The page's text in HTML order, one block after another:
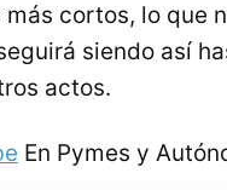
cortos, lo que
siendo así
actos.
En Pymes y